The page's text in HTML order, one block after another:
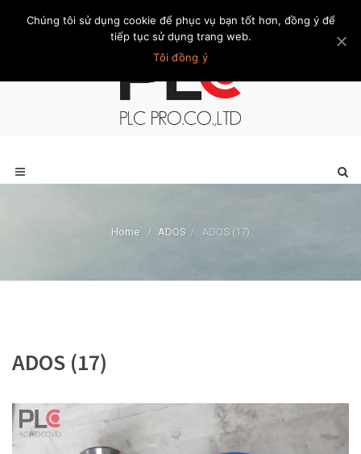
Trang chủ Giới thiệu Khách hàng Liên hệ Thành viên
Home / ADOS / ADOS (17)
ADOS (17)
Chúng tôi sử dụng cookie để phục vụ bạn tốt hơn, đồng ý để
tiếp tục sử dụng trang web.
Tôi đồng ý